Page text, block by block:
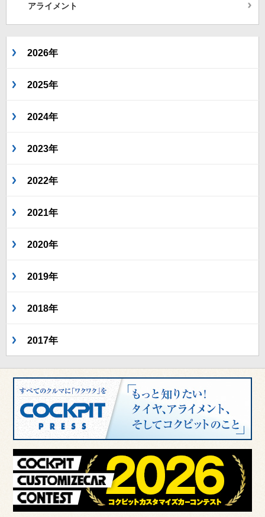
アライメント
2026年
2025年
2024年
2023年
2022年
2021年
2020年
2019年
2018年
2017年